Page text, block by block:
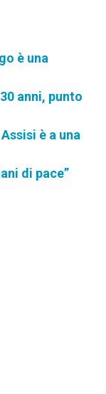
è una
anni, punto
è a una
di pace”